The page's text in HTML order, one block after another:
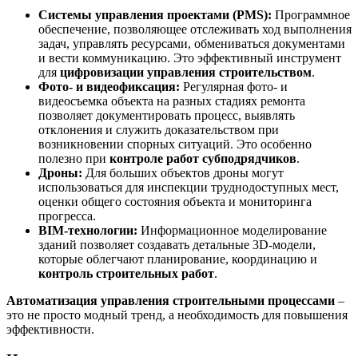
Системы управления проектами (PMS): Программное
обеспечение, позволяющее отслеживать ход выполнения
задач, управлять ресурсами, обмениваться документами
и вести коммуникацию. Это эффективный инструмент
для цифровизации управления строительством.
Фото- и видеофиксация: Регулярная фото- и
видеосъемка объекта на разных стадиях ремонта
позволяет документировать процесс, выявлять
отклонения и служить доказательством при
возникновении спорных ситуаций. Это особенно
полезно при контроле работ субподрядчиков.
Дроны: Для больших объектов дроны могут
использоваться для инспекции труднодоступных мест,
оценки общего состояния объекта и мониторинга
прогресса.
BIM-технологии: Информационное моделирование
зданий позволяет создавать детальные 3D-модели,
которые облегчают планирование, координацию и
контроль строительных работ.
Автоматизация управления строительными процессами –
это не просто модный тренд, а необходимость для повышения
эффективности.